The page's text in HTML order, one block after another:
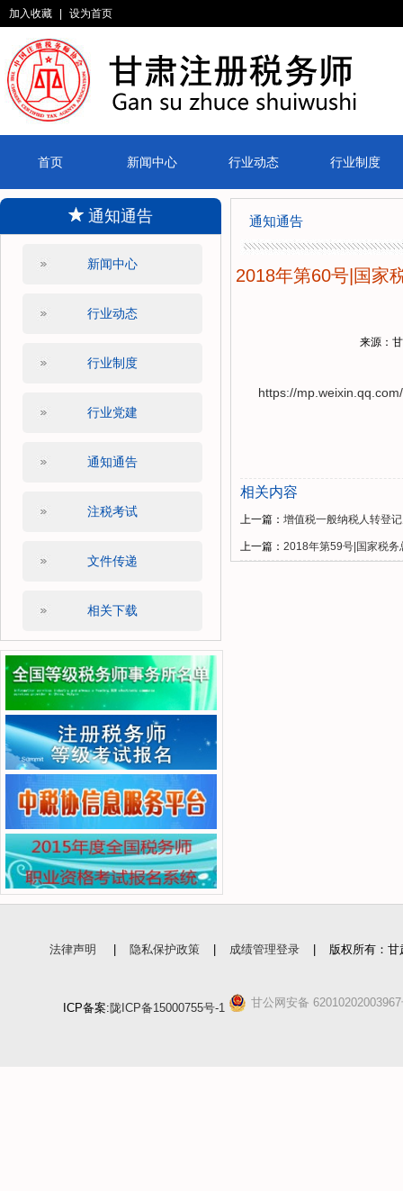
加入收藏 设为首页
首页 新闻中心 行业动态 行业制度
通知通告
新闻中心
行业动态
行业制度
行业党建
通知通告
注税考试
文件传递
相关下载
通知通告
2018年第60号|国家
来源：
https://
相关内容
上一篇： 增值税一般纳税人转登
上一篇： 2018年第59号|国家税务
法律声明 隐私保护政策 成绩管理登录 版权所有：
ICP备案:陇ICP备15000755号-1 甘公网安备